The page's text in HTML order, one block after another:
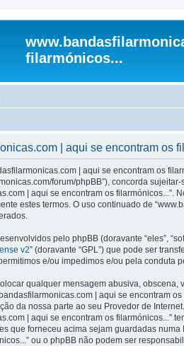
filarmónicos...
| aqui se encontram os
| aqui se encontram os
forum/phpBB”), concorda
| aqui se encontram os
estes termos. O uso continuado de
pelo phpBB (doravante “eles”,
v2” (doravante “GPL”) que pode ser
e/ou impedimos e/ou pela conduta
qualquer mensagem abusiva,
| aqui se encontram
da nossa parte ao seu Provedor de
| aqui se encontram os filarmónicos...”
que forneceu acima sejam guardadas
ou o phpBB não podem ser